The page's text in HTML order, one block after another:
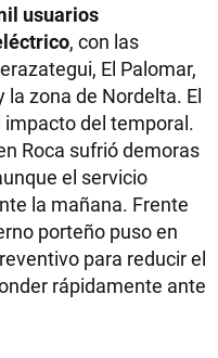
usuarios
, con las
El Palomar,
la zona de Nordelta. El
del temporal.
Roca sufrió demoras
el servicio
la mañana. Frente
porteño puso en
para reducir el
rápidamente ante